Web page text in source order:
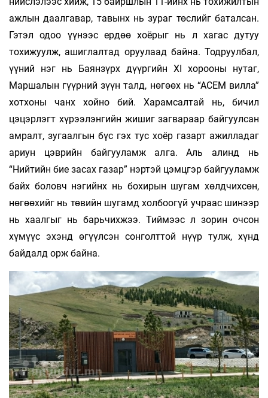
ажлын даалгавар, тавынх нь зураг төслийг баталсан.
Гэтэл одоо үүнээс ердөө хоёрыг нь л хагас дутуу
тохижуулж, ашиглалтад оруулаад байна. Тодруулбал,
үүний нэг нь Баянзүрх дүүргийн XI хорооны нутаг,
Маршалын гүүрний зүүн талд, нөгөөх нь “АСЕМ вилла”
хотхоны чанх хойно бий. Харамсалтай нь, бичил
цэцэрлэгт хүрээлэнгийн жишиг загвараар байгуулсан
амралт, зугаалгын бүс гэх тус хоёр газарт ажилладаг
ариун цэврийн байгууламж алга. Аль алинд нь
“Нийтийн бие засах газар” нэртэй цэмцгэр байгууламж
байх боловч нэгийнх нь бохирын шугам хөлдчихсөн,
нөгөөхийг нь төвийн шугамд холбоогүй учраас шинээр
нь хаалгыг нь барьчихжээ. Тиймээс л зорин очсон
хүмүүс эхэнд өгүүлсэн сонголттой нүүр тулж, хүнд
байдалд орж байна.